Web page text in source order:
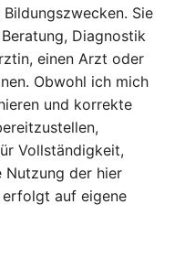
Sie
Diagnostik
einen Arzt oder
Obwohl ich mich
und korrekte
Vollständigkeit,
Nutzung der hier
auf eigene